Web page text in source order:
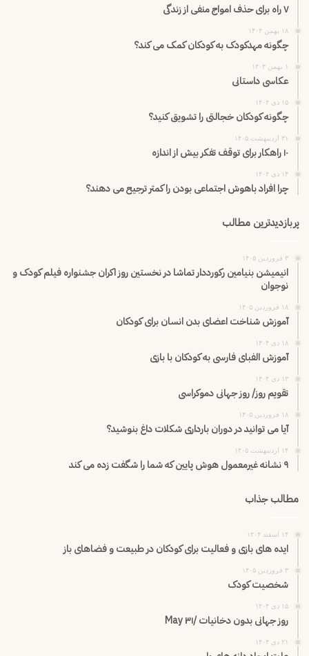
۷ راه برای حذف امواج منفی از زندگی
۱۸ بهمن ۱۴۰۴
چگونه مهدکودک به کودکان کمک می کند؟
۱ بهمن ۱۴۰۴
عکاسی داستانی
۱۵ دی ۱۴۰۴
چگونه کودکان خجالتی را تشویق کنید؟
۳۱ اردیبهشت ۱۴۰۵
۱۰ راهکار برای توقف تفکر بیش از اندازه
۱۴ دی ۱۴۰۴
چرا افراد باهوش اجتماعی بودن را کمتر ترجیح می دهند؟
پربازدیدترین مطالب
۳ فروردین ۱۴۰۵
انیمیشن بنیامین رکورددار تماشا در نخستین روز اکران‌ جشنواره فیلم کودک و
نوجوان
۱۸ فروردین ۱۴۰۵
آموزش شناخت اعضای بدن انسان برای کودکان
۱۸ دی ۱۴۰۴
آموزش الفبای فارسی به کودکان با بازی
۱۳ دی ۱۴۰۴
تقویم روز/ روز جهانی دموکراسی
۱۸ فروردین ۱۴۰۵
آیا می توانید در دوران بارداری شکلات داغ بنوشید؟
۱۴ اردیبهشت ۱۴۰۵
۹ نشانه غیرمعمول هوش پایین که شما را شگفت زده می کند
مطالب جذاب
۱۴ اسفند ۱۴۰۴
ایده های بازی و فعالیت برای کودکان در طبیعت و فضاهای باز
۳ فروردین ۱۴۰۵
شخصیت کودک
۱۵ دی ۱۴۰۴
روز جهانی بدون دخانیات /۳۱ May
۲۱ دی ۱۴۰۴